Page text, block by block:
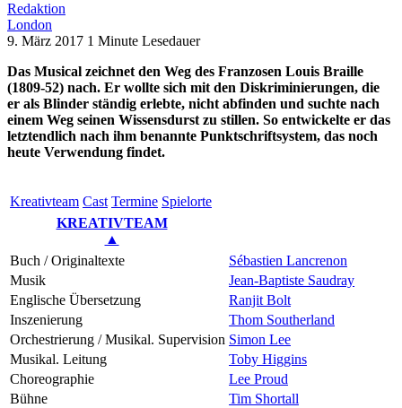
Redaktion
London
9. März 2017 1 Minute Lesedauer
Das Musical zeichnet den Weg des Franzosen Louis Braille
(1809-52) nach. Er wollte sich mit den Diskriminierungen, die
er als Blinder ständig erlebte, nicht abfinden und suchte nach
einem Weg seinen Wissensdurst zu stillen. So entwickelte er das
letztendlich nach ihm benannte Punktschriftsystem, das noch
heute Verwendung findet.
Kreativ­team Cast Ter­mi­ne Spielorte
KREATIVTEAM
▲
Buch / Originaltexte
Sébastien Lancrenon
Musik
Jean-Baptiste Saudray
Englische Übersetzung
Ranjit Bolt
Inszenierung
Thom Southerland
Orchestrierung / Musikal. Supervision Simon Lee
Musikal. Leitung
Toby Higgins
Choreographie
Lee Proud
Bühne
Tim Shortall